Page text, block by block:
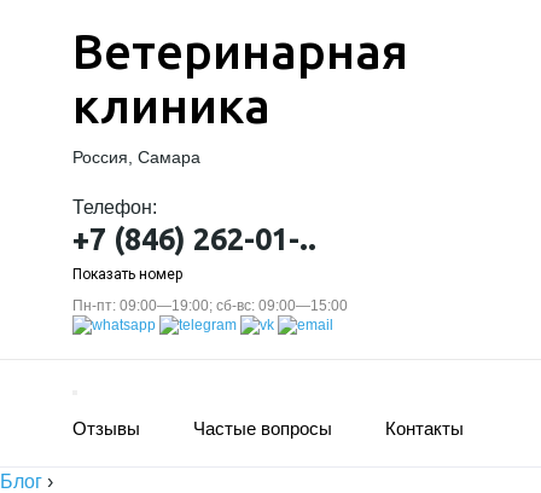
Ветеринарная
клиника
Россия, Самара
Телефон:
+7 (846) 262-01-..
Показать номер
Пн-пт: 09:00—19:00; сб-вс: 09:00—15:00
Отзывы Частые вопросы Контакты
Блог ›